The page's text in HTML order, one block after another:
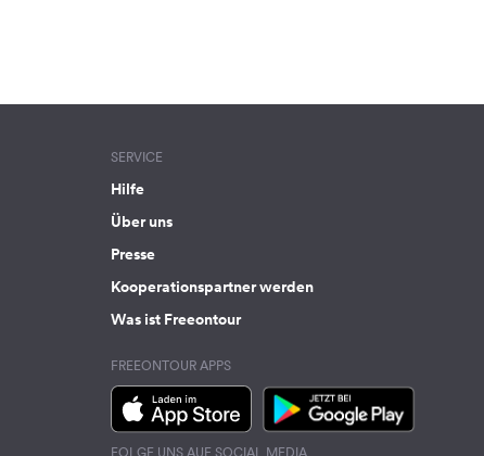
SERVICE
Hilfe
Über uns
Presse
Kooperationspartner werden
Was ist Freeontour
FREEONTOUR APPS
FOLGE UNS AUF SOCIAL MEDIA